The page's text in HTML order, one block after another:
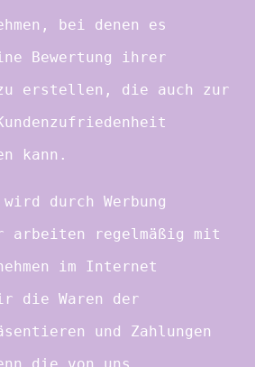
bei denen es
Bewertung ihrer
erstellen, die auch zur
kann.
durch Werbung
regelmäßig mit
im Internet
die Waren der
und Zahlungen
die von uns